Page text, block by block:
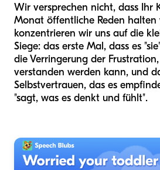
Wir versprechen nicht, dass Ihr
Monat öffentliche Reden halten
konzentrieren wir uns auf die
Siege: das erste Mal, dass es
die Verringerung der
verstanden werden kann, und
Selbstvertrauen, das es
"sagt, was es denkt und fühlt".